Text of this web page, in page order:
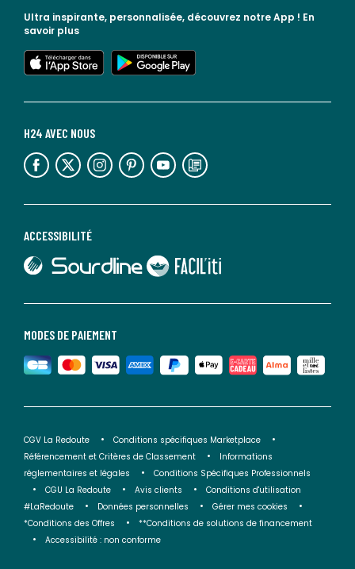
MODES DE PAIEMENT
ACCESSIBILITÉ
lien vers Sourdline
lien vers Faciliti
H24 AVEC NOUS
lien vers l'espace réseaux sociaux lien vers l'espace réseaux sociaux lien vers l'espace réseaux sociaux lien vers l'espace réseaux sociaux lien vers l'espace réseaux sociaux lien vers le blog la redoute
Ultra inspirante, personnalisée, découvrez notre App ! En
savoir plus
lien vers l'app store
lien vers google play
CGV La Redoute
Conditions spécifiques Marketplace
Référencement et Critères de Classement
Informations
réglementaires et légales
Conditions Spécifiques Professionnels
CGU La Redoute
Avis clients
Conditions d'utilisation
#LaRedoute
Données personnelles
Gérer mes cookies
*Conditions des Offres
**Conditions de solutions de financement
Accessibilité : non conforme